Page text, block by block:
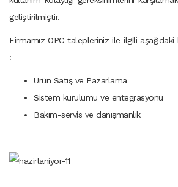
geliştirilmiştir.
Firmamız OPC talepleriniz ile ilgili
:
Ürün Satış ve Pazarlama
Sistem kurulumu ve entegrasyonu
Bakım-servis ve danışmanlık